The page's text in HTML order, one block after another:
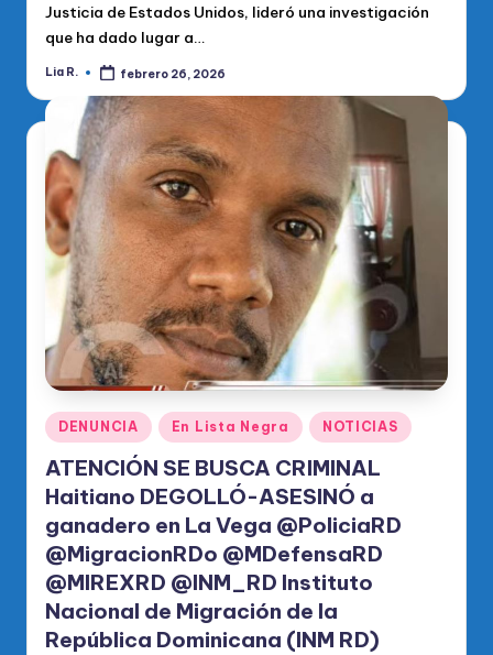
Justicia de Estados Unidos, lideró una investigación
que ha dado lugar a…
Publicado
Lia R. febrero 26, 2026
Publicado
en
DENUNCIA En Lista Negra NOTICIAS
ATENCIÓN SE BUSCA CRIMINAL
Haitiano DEGOLLÓ-ASESlNÓ a
ganadero en La Vega @PoliciaRD
@MigracionRDo @MDefensaRD
@MIREXRD @INM_RD Instituto
Nacional de Migración de la
República Dominicana (INM RD)